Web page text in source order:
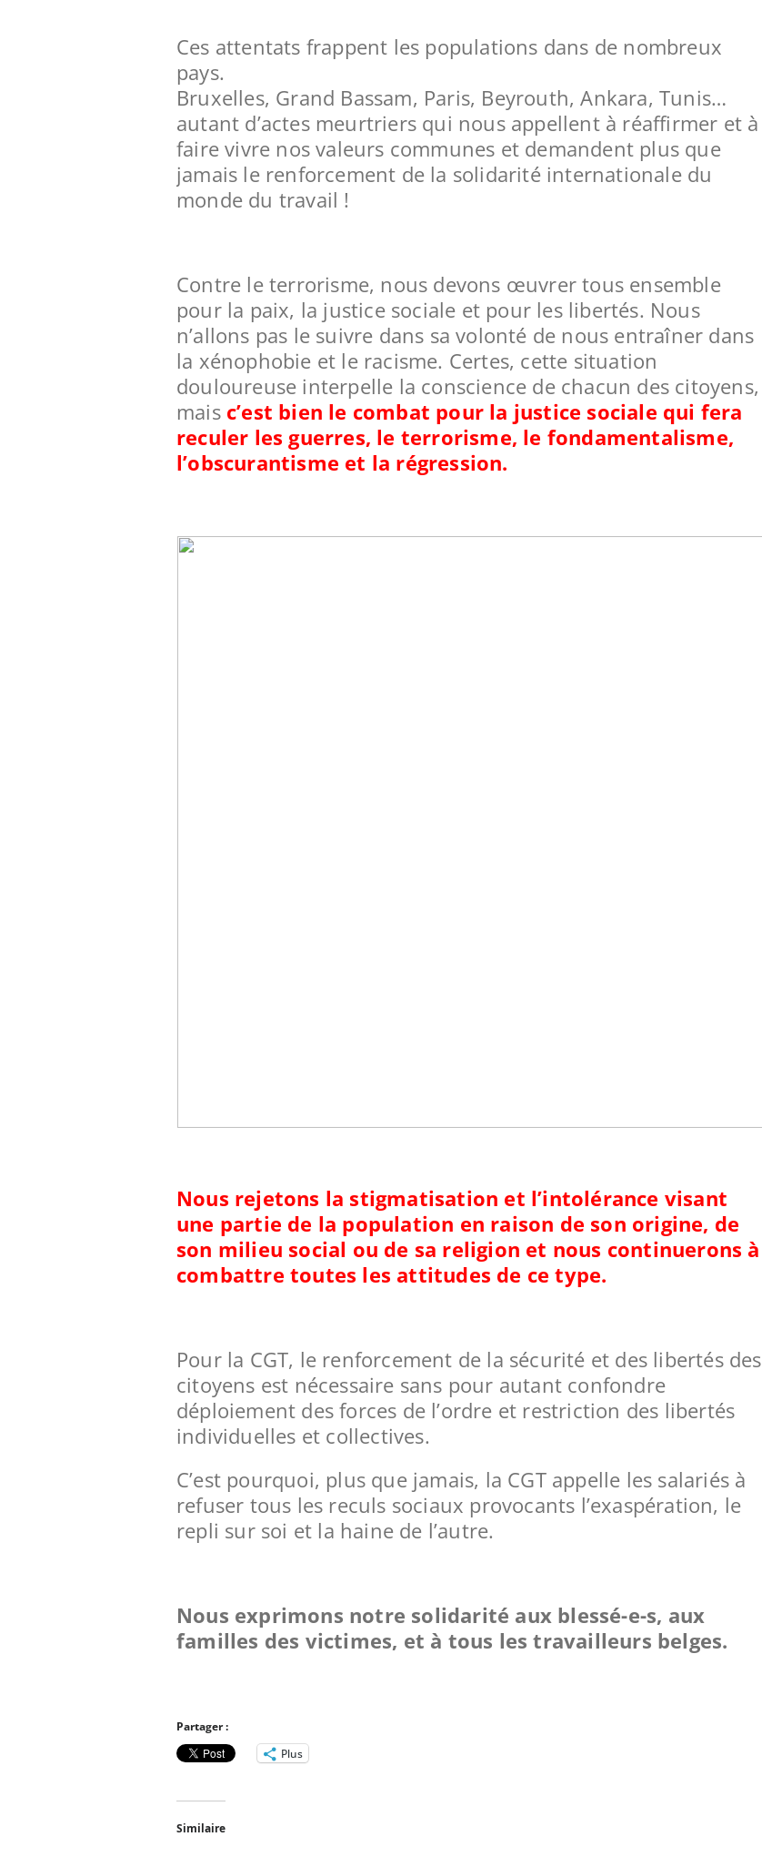
Ces attentats frappent les populations dans de nombreux
pays.
Bruxelles, Grand Bassam, Paris, Beyrouth, Ankara, Tunis…
autant d’actes meurtriers qui nous appellent à réaffirmer et à
faire vivre nos valeurs communes et demandent plus que
jamais le renforcement de la solidarité internationale du
monde du travail !
Contre le terrorisme, nous devons œuvrer tous ensemble
pour la paix, la justice sociale et pour les libertés. Nous
n’allons pas le suivre dans sa volonté de nous entraîner dans
la xénophobie et le racisme. Certes, cette situation
douloureuse interpelle la conscience de chacun des citoyens,
mais c’est bien le combat pour la justice sociale qui fera
reculer les guerres, le terrorisme, le fondamentalisme,
l’obscurantisme et la régression.
Nous rejetons la stigmatisation et l’intolérance visant
une partie de la population en raison de son origine, de
son milieu social ou de sa religion et nous continuerons à
combattre toutes les attitudes de ce type.
Pour la CGT, le renforcement de la sécurité et des libertés des
citoyens est nécessaire sans pour autant confondre
déploiement des forces de l’ordre et restriction des libertés
individuelles et collectives.
C’est pourquoi, plus que jamais, la CGT appelle les salariés à
refuser tous les reculs sociaux provocants l’exaspération, le
repli sur soi et la haine de l’autre.
Nous exprimons notre solidarité aux blessé-e-s, aux
familles des victimes, et à tous les travailleurs belges.
Partager :
Plus
Similaire